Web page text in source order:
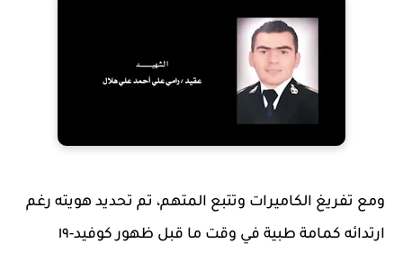
ومع تفريغ الكاميرات وتتبع المتهم، تم تحديد هويته رغم
ارتدائه كمامة طبية في وقت ما قبل ظهور كوفيد-١٩